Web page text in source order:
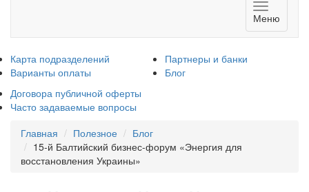
Toggle
Меню
Карта подразделений
Варианты оплаты
Партнеры и банки
Блог
Договора публичной оферты
Часто задаваемые вопросы
Главная
Полезное
Блог
15-й Балтийский бизнес-форум «Энергия для
восстановления Украины»